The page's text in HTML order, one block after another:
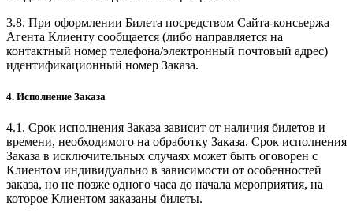
3.8. При оформлении Билета посредством Сайта-консьержа
Агента Клиенту сообщается (либо направляется на
контактный номер телефона/электронный почтовый адрес)
идентификационный номер Заказа.
4. Исполнение Заказа
4.1. Срок исполнения Заказа зависит от наличия билетов и
времени, необходимого на обработку Заказа. Срок исполнения
Заказа в исключительных случаях может быть оговорен с
Клиентом индивидуально в зависимости от особенностей
заказа, но не позже одного часа до начала мероприятия, на
которое Клиентом заказаны билеты.